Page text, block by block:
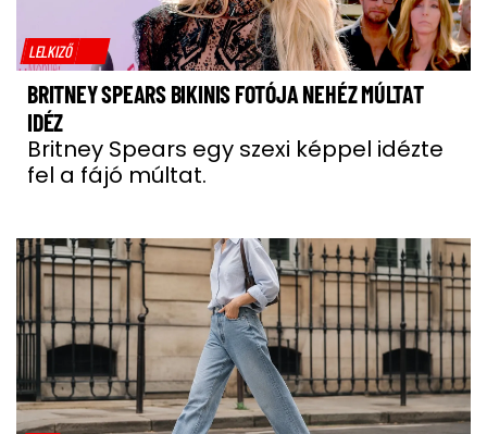
LELKIZŐ
BRITNEY SPEARS BIKINIS FOTÓJA NEHÉZ MÚLTAT
IDÉZ
Britney Spears egy szexi képpel idézte
fel a fájó múltat.